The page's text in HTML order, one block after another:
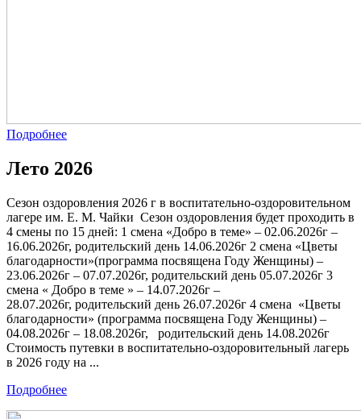
Подробнее
Лето 2026
Сезон оздоровления 2026 г в воспитательно-оздоровительном
лагере им. Е. М. Чайки Сезон оздоровления будет проходить в
4 смены по 15 дней: 1 смена «Добро в теме» – 02.06.2026г –
16.06.2026г, родительский день 14.06.2026г 2 смена «Цветы
благодарности»(программа посвящена Году Женщины) –
23.06.2026г – 07.07.2026г, родительский день 05.07.2026г 3
смена « Добро в теме » – 14.07.2026г –
28.07.2026г, родительский день 26.07.2026г 4 смена «Цветы
благодарности» (программа посвящена Году Женщины) –
04.08.2026г – 18.08.2026г, родительский день 14.08.2026г
Стоимость путевки в воспитательно-оздоровительный лагерь
в 2026 году на ...
Подробнее